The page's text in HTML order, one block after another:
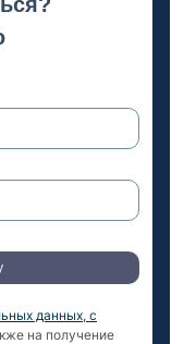
данных, с
на получение